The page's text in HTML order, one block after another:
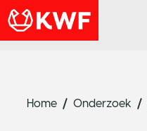
Home Onderzoek